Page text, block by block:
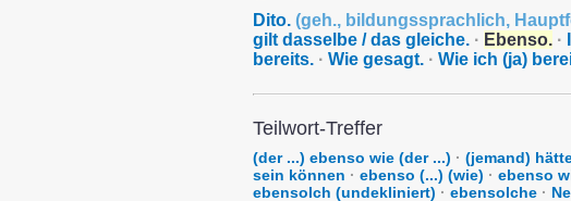
Dito. (geh., bildungssprachlich,
gilt dasselbe / das gleiche. · Ebenso. ·
bereits. · Wie gesagt. · Wie ich (ja)
Teilwort-Treffer
(der ...) ebenso wie (der ...) · (jemand)
sein können · ebenso (...) (wie) · ebenso
ebensolch (undekliniert) · ebensolche ·